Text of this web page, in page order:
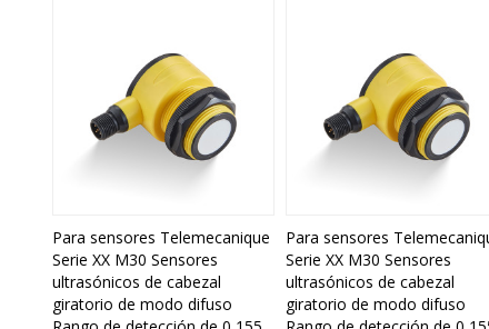
Para sensores Telemecanique
Serie XX M30 Sensores
ultrasónicos de cabezal
giratorio de modo difuso
Para sensores
Serie XX M30 Sensores
ultrasónicos de cabezal
giratorio de modo difuso